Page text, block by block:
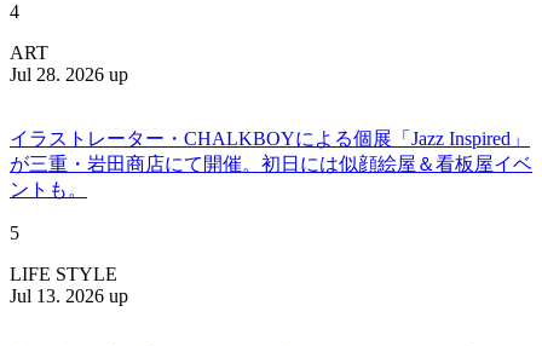
4
ART
Jul 28. 2026 up
イラストレーター・CHALKBOYによる個展「Jazz Inspired」
が三重・岩田商店にて開催。初日には似顔絵屋＆看板屋イベ
ントも。
5
LIFE STYLE
Jul 13. 2026 up